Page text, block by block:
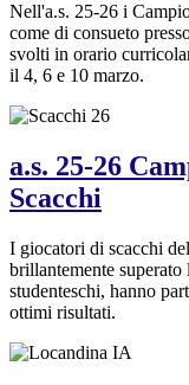
Nell'a.s. 25-26 i
come di consueto
svolti in orario
il 4, 6 e 10 marzo.
a.s. 25-26
Scacchi
I giocatori di scacchi
brillantemente
studenteschi, hanno
ottimi risultati.